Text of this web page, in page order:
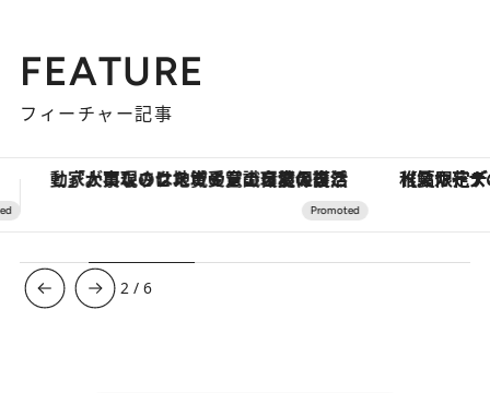
FEATURE
フィーチャー記事
【夏限定ディナーコース】旬を迎える稚鮎や花ズッキーニなどをイタリア・トスカーナの郷土料理の手法で満喫！
3 /6